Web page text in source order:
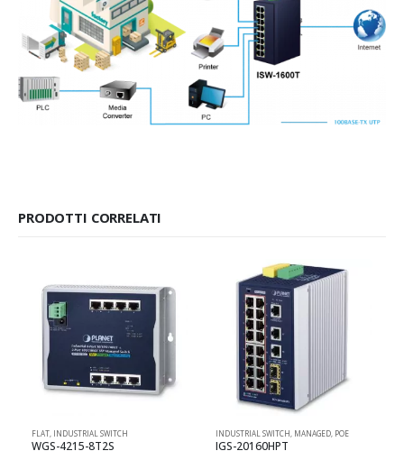
PRODOTTI CORRELATI
FLAT, INDUSTRIAL SWITCH
WGS-4215-8T2S
INDUSTRIAL SWITCH, MANAGED, POE
IGS-20160HPT